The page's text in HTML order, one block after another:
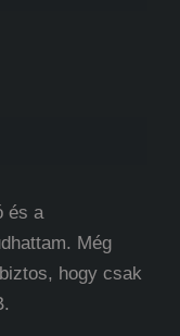
és a
Még
hogy csak